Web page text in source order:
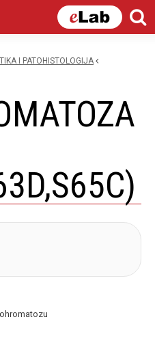
I PATOHISTOLOGIJA